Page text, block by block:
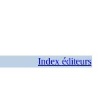
Index éditeurs